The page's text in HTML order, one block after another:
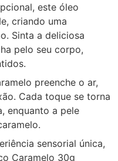
este óleo
criando uma
Sinta a deliciosa
pelo seu corpo,
preenche o ar,
Cada toque se torna
enquanto a pele
sensorial única,
Caramelo 30g